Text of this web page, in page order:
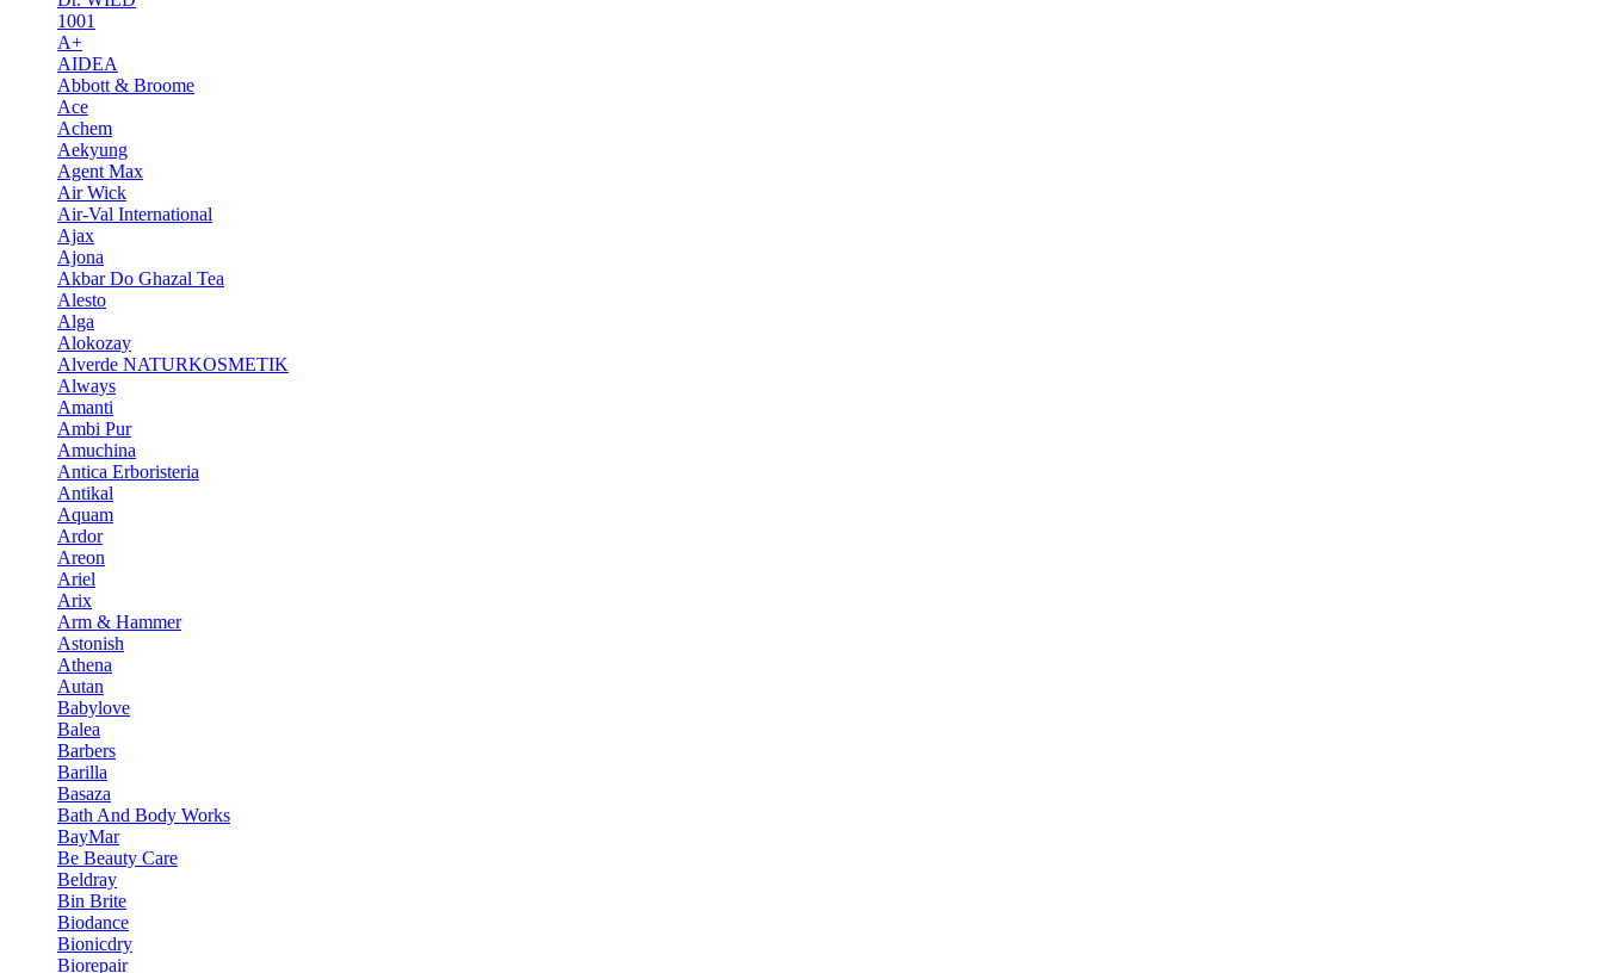
1001
A+
AIDEA
Abbott & Broome
Ace
Achem
Aekyung
Agent Max
Air Wick
Air-Val International
Ajax
Ajona
Akbar Do Ghazal Tea
Alesto
Alga
Alokozay
Alverde NATURKOSMETIK
Always
Amanti
Ambi Pur
Amuchina
Antica Erboristeria
Antikal
Aquam
Ardor
Areon
Ariel
Arix
Arm & Hammer
Astonish
Athena
Autan
Babylove
Balea
Barbers
Barilla
Basaza
Bath And Body Works
BayMar
Be Beauty Care
Beldray
Bin Brite
Biodance
Bionicdry
Biorepair